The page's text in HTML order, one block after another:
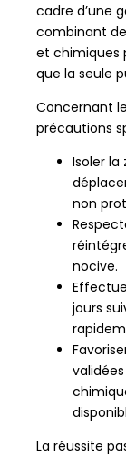
cadre d’une
combinant
et chimiques
que la seule
Concernant
précautions
Isoler
non
nocive.
jours
La réussite